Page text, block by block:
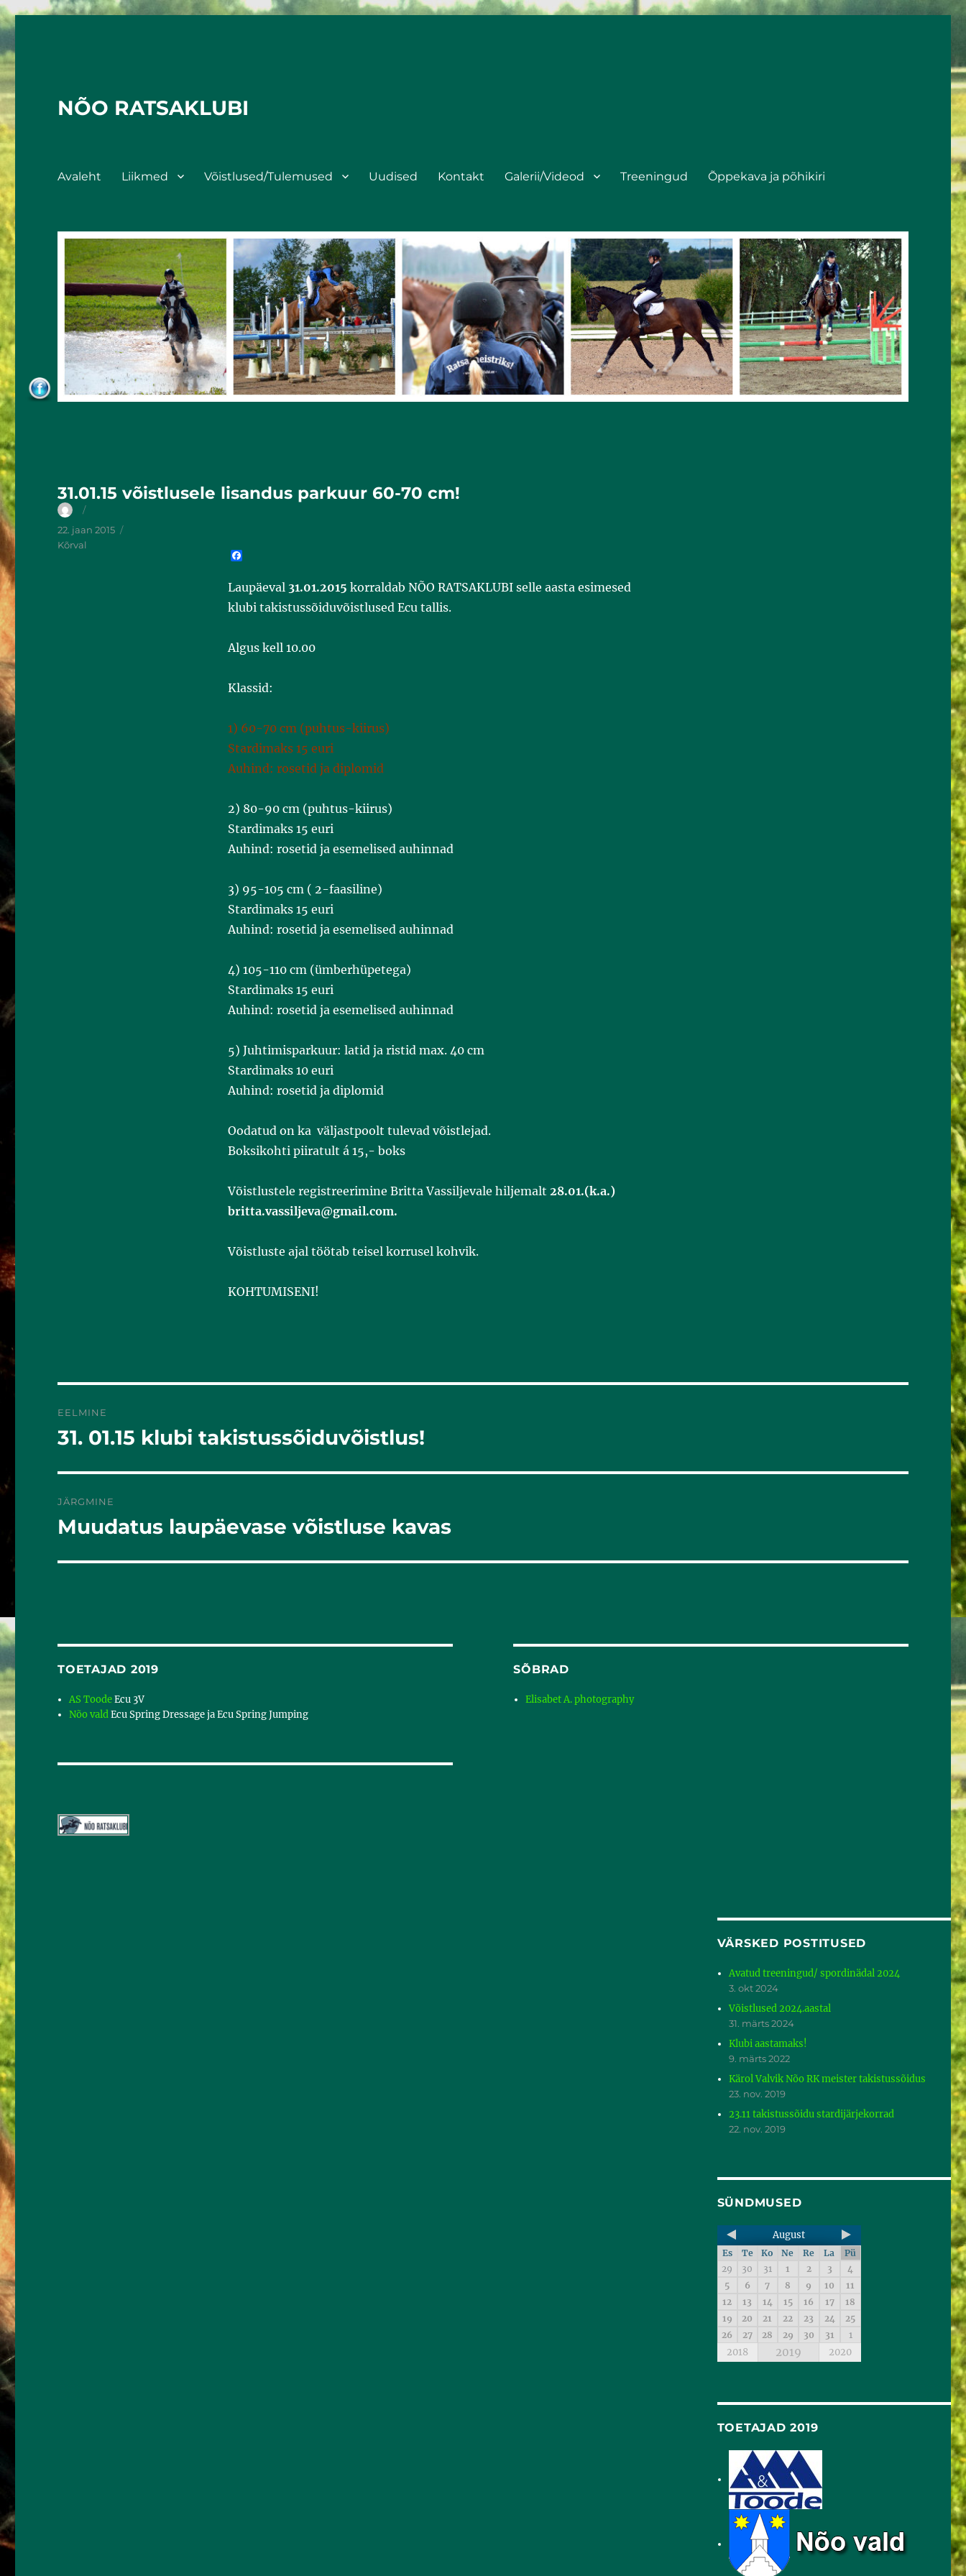
NÕO RATSAKLUBI
Avaleht Liikmed Võistlused/Tulemused Uudised Kontakt Galerii/Videod Treeningud Õppekava ja põhikiri
31.01.15 võistlusele lisandus parkuur 60-70 cm!
F
e
b
o
Laupäeval 31.01.2015 korraldab NÕO RATSAKLUBI selle aasta esimesed
klubi takistussõiduvõistlused Ecu tallis.
Algus kell 10.00
Klassid:
1) 60-70 cm (puhtus-kiirus)
Stardimaks 15 euri
Auhind: rosetid ja diplomid
2) 80-90 cm (puhtus-kiirus)
Stardimaks 15 euri
Auhind: rosetid ja esemelised auhinnad
3) 95-105 cm ( 2-faasiline)
Stardimaks 15 euri
Auhind: rosetid ja esemelised auhinnad
4) 105-110 cm (ümberhüpetega)
Stardimaks 15 euri
Auhind: rosetid ja esemelised auhinnad
5) Juhtimisparkuur: latid ja ristid max. 40 cm
Stardimaks 10 euri
Auhind: rosetid ja diplomid
Oodatud on ka väljastpoolt tulevad võistlejad.
Boksikohti piiratult á 15,- boks
Võistlustele registreerimine Britta Vassiljevale hiljemalt 28.01.(k.a.)
britta.vassiljeva@gmail.com.
Võistluste ajal töötab teisel korrusel kohvik.
KOHTUMISENI!
22. jaan 2015
Kõrval
EELMINE
Eelmine
31. 01.15 klubi takistussõiduvõistlus!
JÄRGMINE
Järgmine
Muudatus laupäevase võistluse kavas
TOETAJAD 2019
AS ToodeEcu 3V
Nõo valdEcu Spring Dressage ja Ecu Spring Jumping
SÕBRAD
Elisabet A. photography
VÄRSKED POSTITUSED
Avatud treeningud/ spordinädal 2024
3. okt 2024
Võistlused 2024.aastal
31. märts 2024
Klubi aastamaks!
9. märts 2022
Kärol Valvik Nõo RK meister takistussõidus
23. nov. 2019
23.11 takistussõidu stardijärjekorrad
22. nov. 2019
SÜNDMUSED
August
Es Te Ko Ne Re La
Pü
29
30 31 1 2 3
4
5
6 7 8 9 10
11
12
13 14 15 16 17
18
19
20 21 22 23 24
25
26
27 28 29 30 31 1
2018 2019 2020
TOETAJAD 2019